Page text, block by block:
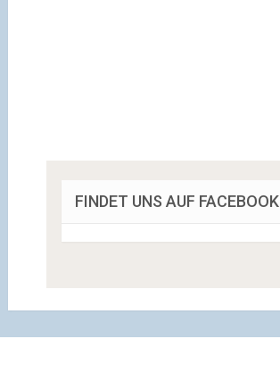
FINDET UNS AUF FACEBOOK